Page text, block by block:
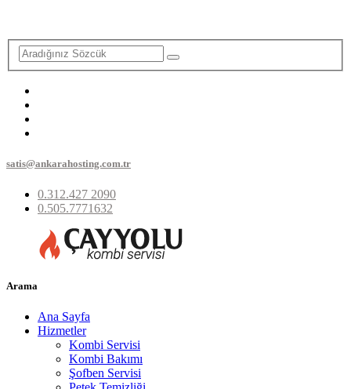
satis@ankarahosting.com.tr
0.312.427 2090
0.505.7771632
Arama
Ana Sayfa
Hizmetler
Kombi Servisi
Kombi Bakımı
Şofben Servisi